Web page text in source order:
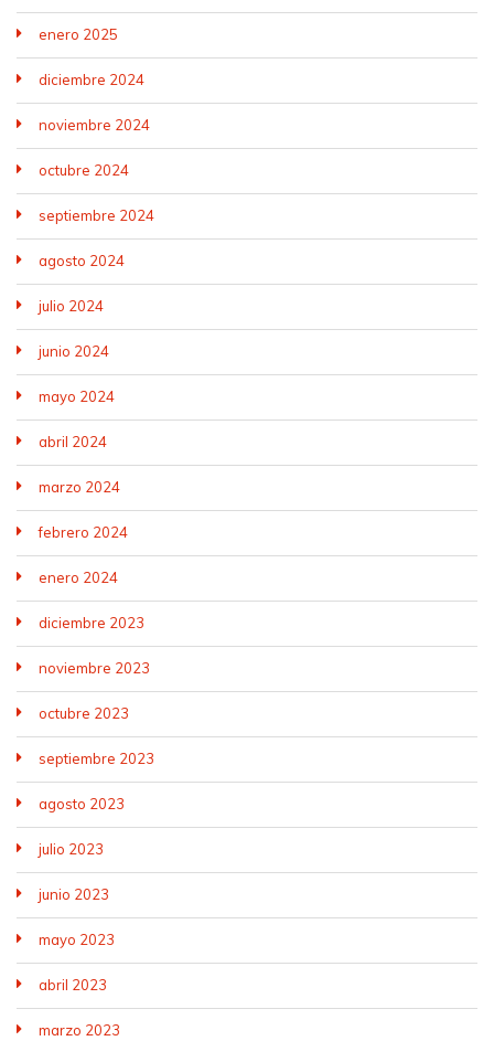
enero 2025
diciembre 2024
noviembre 2024
octubre 2024
septiembre 2024
agosto 2024
julio 2024
junio 2024
mayo 2024
abril 2024
marzo 2024
febrero 2024
enero 2024
diciembre 2023
noviembre 2023
octubre 2023
septiembre 2023
agosto 2023
julio 2023
junio 2023
mayo 2023
abril 2023
marzo 2023